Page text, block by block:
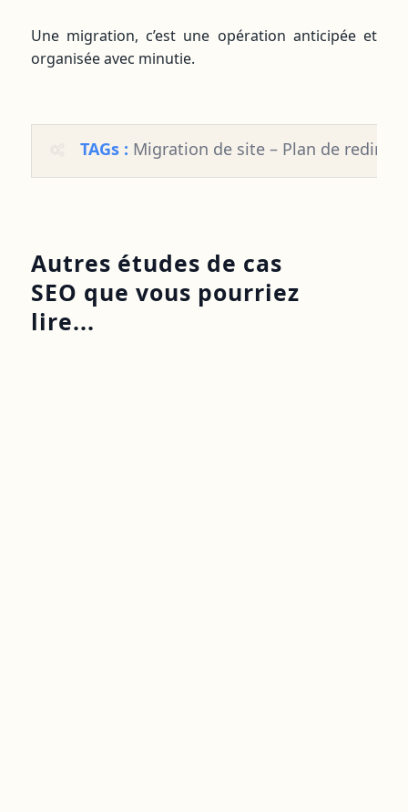
Une migration, c’est une opération anticipée et
organisée avec minutie.
TAGs : Migration de site – Plan de
Autres études de cas
SEO que vous pourriez
lire...